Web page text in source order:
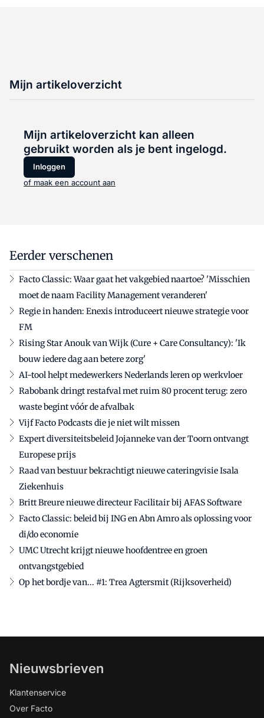
Mijn artikeloverzicht
Mijn artikeloverzicht kan alleen
gebruikt worden als je bent ingelogd.
Inloggen
of maak een account aan
Eerder verschenen
Facto Classic: Waar gaat het vakgebied naartoe? 'Misschien
moet de naam Facility Management veranderen'
Regie in handen: Enexis introduceert nieuwe strategie voor
FM
Rising Star Anouk van Wijk (Cure + Care Consultancy): 'Ik
bouw iedere dag aan betere zorg'
AI-tool helpt medewerkers Nederlands leren op werkvloer
Rabobank dringt restafval met ruim 80 procent terug: zero
waste begint vóór de afvalbak
Vijf Facto Podcasts die je niet wilt missen
Expert diversiteitsbeleid Jojanneke van der Toorn ontvangt
Europese prijs
Raad van bestuur bekrachtigt nieuwe cateringvisie Isala
Ziekenhuis
Britt Breure nieuwe directeur Facilitair bij AFAS Software
Facto Classic: beleid bij ING en Abn Amro als oplossing voor
di/do economie
UMC Utrecht krijgt nieuwe hoofdentree en groen
ontvangstgebied
Op het bordje van... #1: Trea Agtersmit (Rijksoverheid)
Nieuwsbrieven
Klantenservice
Over Facto